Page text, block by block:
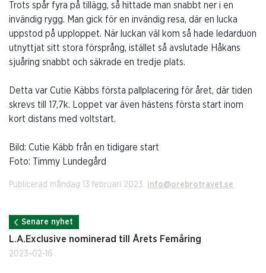
Trots spår fyra på tillägg, så hittade man snabbt ner i en
invändig rygg. Man gick för en invändig resa, där en lucka
uppstod på upploppet. När luckan väl kom så hade ledarduon
utnyttjat sitt stora försprång, istället så avslutade Håkans
sjuåring snabbt och säkrade en tredje plats.
Detta var Cutie Käbbs första pallplacering för året, där tiden
skrevs till 17,7k. Loppet var även hästens första start inom
kort distans med voltstart.
Bild: Cutie Käbb från en tidigare start
Foto: Timmy Lundegård
Publicerad måndag 13 februari 2023. info@orebrotravet.se
Senare nyhet
L.A.Exclusive nominerad till Årets Femåring
2023-02-16